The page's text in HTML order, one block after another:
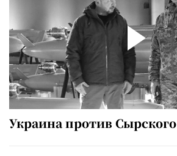
Украина против Сырского